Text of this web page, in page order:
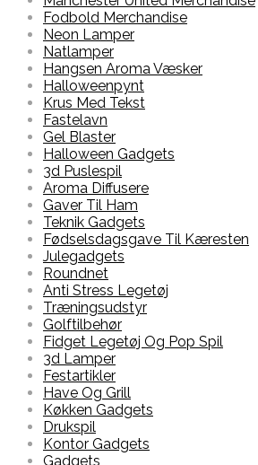
Fodbold Merchandise
Neon Lamper
Natlamper
Hangsen Aroma Væsker
Halloweenpynt
Krus Med Tekst
Fastelavn
Gel Blaster
Halloween Gadgets
3d Puslespil
Aroma Diffusere
Gaver Til Ham
Teknik Gadgets
Fødselsdagsgave Til Kæresten
Julegadgets
Roundnet
Anti Stress Legetøj
Træningsudstyr
Golftilbehør
Fidget Legetøj Og Pop Spil
3d Lamper
Festartikler
Have Og Grill
Køkken Gadgets
Drukspil
Kontor Gadgets
Gadgets